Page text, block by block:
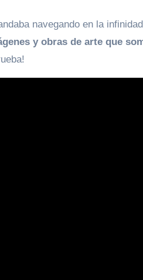
navegando en la
y obras de arte que